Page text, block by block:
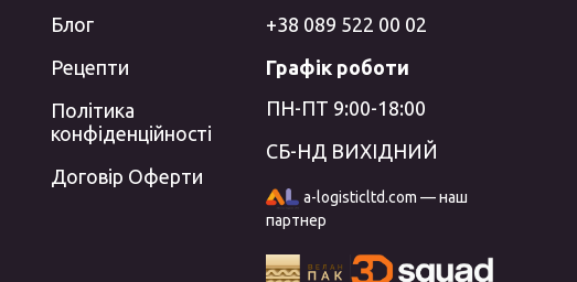
Блог
Рецепти
Політика
конфіденційності
Договір Оферти
+38 089 522 00 02
Графік роботи
ПН-ПТ 9:00-18:00
СБ-НД ВИХІДНИЙ
a-logisticltd.com — наш
партнер